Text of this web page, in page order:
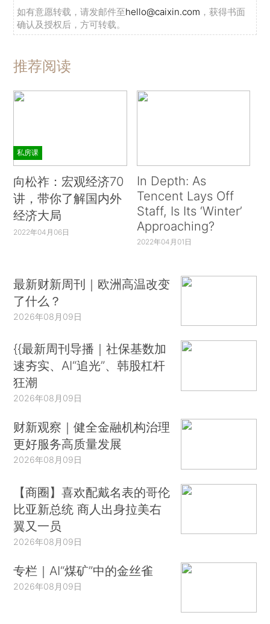
如有意愿转载，请发邮件至hello@caixin.com ，获得书面
确认及授权后，方可转载。
推荐阅读
私房课
向松祚：宏观经济70
讲，带你了解国内外
经济大局
2022年04月06日
In Depth: As
Tencent Lays Off
Staff, Is Its ‘Winter’
Approaching?
2022年04月01日
最新财新周刊｜欧洲高温改变
了什么？
2026年08月09日
{{最新周刊导播｜社保基数加
速夯实、AI“追光”、韩股杠杆
狂潮
2026年08月09日
财新观察｜健全金融机构治理
更好服务高质量发展
2026年08月09日
【商圈】喜欢配戴名表的哥伦
比亚新总统 商人出身拉美右
翼又一员
2026年08月09日
专栏｜AI“煤矿”中的金丝雀
2026年08月09日